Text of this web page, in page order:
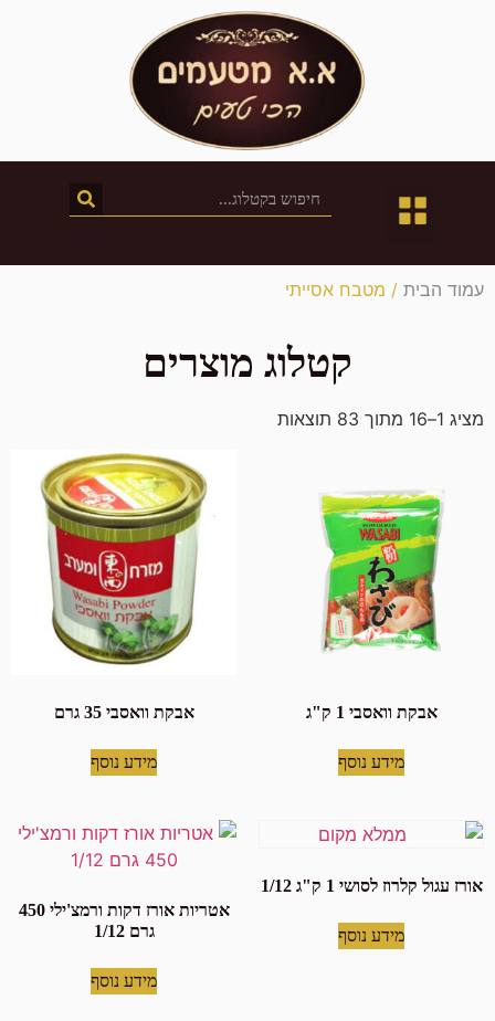
עמוד הבית / מטבח אסייתי
קטלוג מוצרים
מציג 1–16 מתוך 83 תוצאות
אבקת וואסבי 1 ק"ג
מידע נוסף
אבקת וואסבי 35 גרם
מידע נוסף
אורז עגול קלרוז לסושי 1 ק"ג 1/12
מידע נוסף
אטריות אורז דקות ורמצ'ילי 450
גרם 1/12
מידע נוסף